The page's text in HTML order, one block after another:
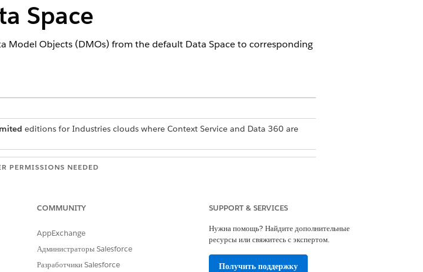
Space
Model Objects (DMOs) from the default Data Space to corresponding
editions for Industries clouds where Context Service and Data 360 are
PERMISSIONS NEEDED
COMMUNITY
AppExchange
Администраторы Salesforce
Разработчики Salesforce
SUPPORT & SERVICES
Нужна помощь? Найдите дополнительные
ресурсы или свяжитесь с экспертом.
Получить поддержку